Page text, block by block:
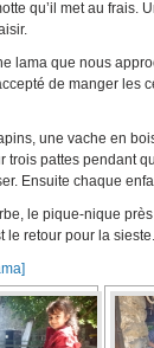
qu’il met au frais.
lama que nous
de manger les
une vache en
pattes pendant
Ensuite chaque
le pique-nique
le retour pour la sieste.